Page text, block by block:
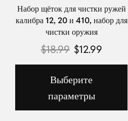
Набор щёток для чистки ружей
калибра 12, 20 и 410, набор для
чистки оружия
$18.99 $12.99
Выберите
параметры